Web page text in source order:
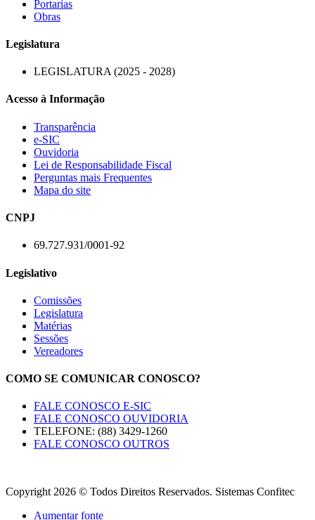
Portarias
Obras
Legislatura
LEGISLATURA (2025 - 2028)
Acesso à Informação
Transparência
e-SIC
Ouvidoria
Lei de Responsabilidade Fiscal
Perguntas mais Frequentes
Mapa do site
CNPJ
69.727.931/0001-92
Legislativo
Comissões
Legislatura
Matérias
Sessões
Vereadores
COMO SE COMUNICAR CONOSCO?
FALE CONOSCO E-SIC
FALE CONOSCO OUVIDORIA
TELEFONE: (88) 3429-1260
FALE CONOSCO OUTROS
Copyright 2026 © Todos Direitos Reservados. Sistemas Confitec
Aumentar fonte